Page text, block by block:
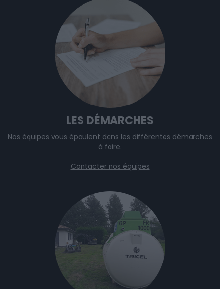
LES DÉMARCHES
Nos équipes vous épaulent dans les différentes démarches
à faire.
Contacter nos équipes